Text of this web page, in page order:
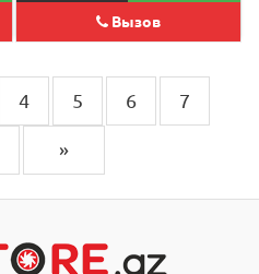
Вызов
4 5 6 7
»